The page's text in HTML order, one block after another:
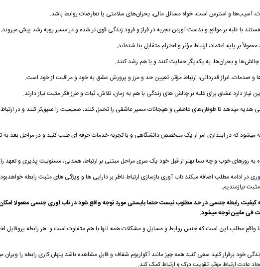
آسیب‌ها و استرس است، خواه مسائل مالی، بحران‌های سلامتی یا تعارضات روابط باشد.
با غلبه بر موانع و بدست آوردن تجربه در فراز و فرود زندگی قوی تر شده و در مسیر روبه رشد پیش میروند.
بر پایه اعتماد، ارتباط مؤثر و احترام متقابل بنا شده‌اند.
و بحران‌ها، به یکدیگر حمایت کنند و با هم رشد کنند.
ابراز قدردانی، ارتباط مؤثر، تعیین حد و مرز و پرورش عشق به خود و مراقبت از خود است.
نیاز داردعشاقبرای غلبه بر چالش های زندگی با هم به زمان، تلاش، ثبات و طرز فکر مثبت نیاز دارند.
هدیه میدهد تا طوفان‌های عاطفی و هیجانات مسیر عاشقی را تحمل کنند، صمیمیت را عمیق‌تر کنند و در
میشود که در ابتداری امر از یک متخصص دانشگاهی و با تجربه خدمات حرفه ای طلب کنید و در مراحل بعد
به روزهای خوب و چه بسا بهتر از قبل خود یک سری مراحل مبتنی بر ارتباط، همدلی، مسئولیت پذیری و تعهد را
در ادامه مطلب اضافه میکند تاب آوری بازسازی ارتباط ناظر بر دارایی ها و ویژگی های مثبت رابطه
نیازمندیم.
کیفیت رابطه جنسی در حد مطلوب نیست حتما بایستی مورد توجه واقع شود در تاب آوری جنسی معمولا
فی مابین توجه میشود.
اما واقع مطلب این است که جنس روابط و مسایل و مشکلات همه آنها با هم متفاوت است و هر رابطه پروفایل
خود برقرار کنید سعی کنید همه چیز مانند آکواریوم شفاف و قابل مشاهده باشد پنهان کاری رابطه را ویران
عادت ارتباط موثر، تقویت درک و ارتباط کمک کند.